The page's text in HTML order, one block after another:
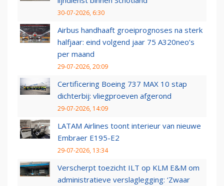
30-07-2026, 6:30
Airbus handhaaft groeiprognoses na sterk
halfjaar: eind volgend jaar 75 A320neo’s
per maand
29-07-2026, 20:09
Certificering Boeing 737 MAX 10 stap
dichterbij: vliegproeven afgerond
29-07-2026, 14:09
LATAM Airlines toont interieur van nieuwe
Embraer E195-E2
29-07-2026, 13:34
Verscherpt toezicht ILT op KLM E&M om
administratieve verslaglegging: ‘Zwaar